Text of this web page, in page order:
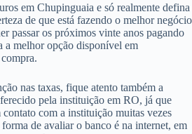
em Chupinguaia e só realmente defina
de que está fazendo o melhor negócio
passar os próximos vinte anos pagando
a melhor opção disponível em
nas taxas, fique atento também a
pela instituição em RO, já que
com a instituição muitas vezes
de avaliar o banco é na internet, em